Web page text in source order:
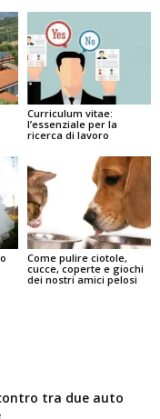
Curriculum vitae:
l’essenziale per la
ricerca di lavoro
Come pulire ciotole,
cucce, coperte e giochi
dei nostri amici pelosi
tra due auto